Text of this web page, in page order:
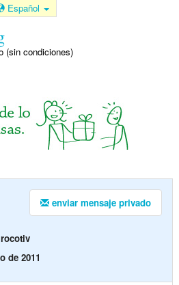
Español
(sin condiciones)
enviar mensaje privado
de 2011